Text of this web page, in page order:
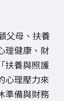
父母、扶養
理健康、財
扶養與照護
心理壓力來
準備與財務